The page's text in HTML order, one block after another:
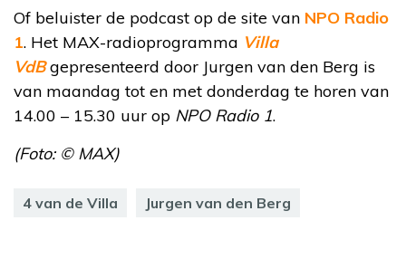
Of beluister de podcast op de site van NPO Radio
1. Het MAX-radioprogramma Villa
VdBgepresenteerd door Jurgen van den Berg is
van maandag tot en met donderdag te horen van
14.00 – 15.30 uur op NPO Radio 1.
(Foto: © MAX)
4 van de Villa Jurgen van den Berg